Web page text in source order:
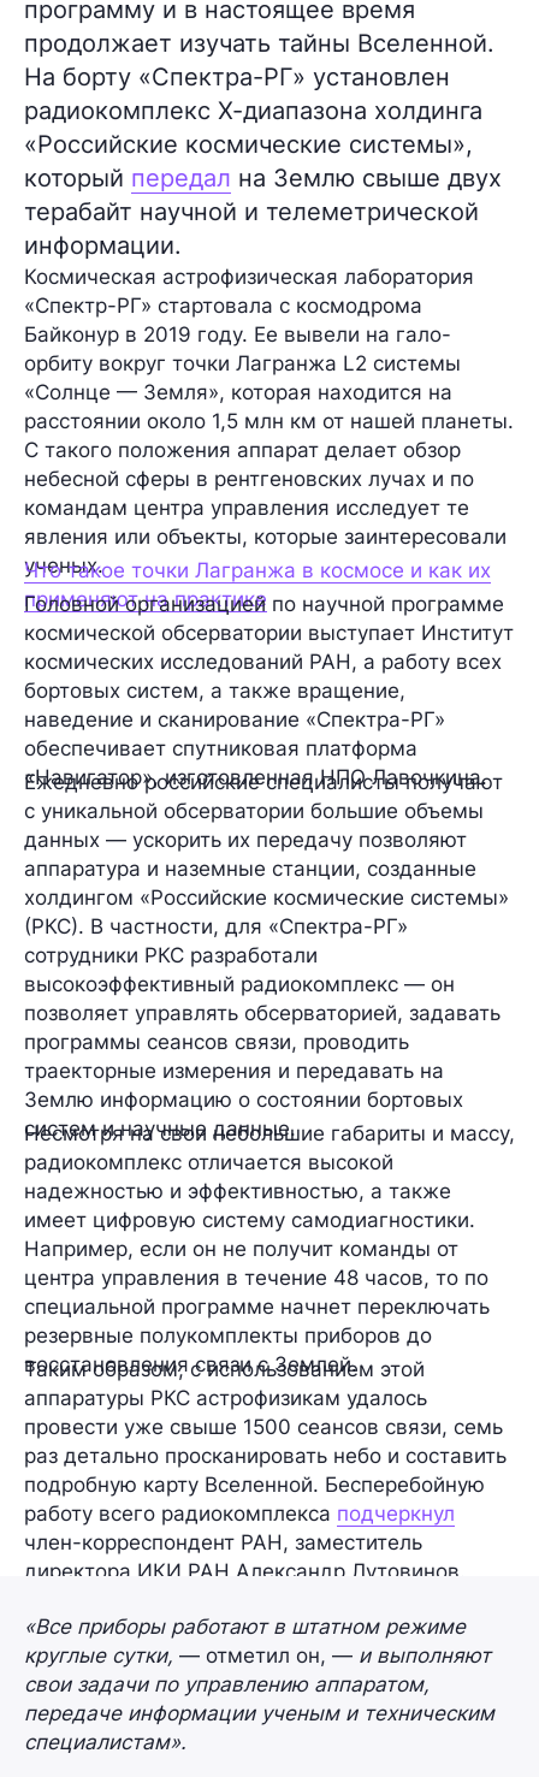
программу и в настоящее время
продолжает изучать тайны Вселенной.
На борту «Спектра-РГ» установлен
радиокомплекс Х-диапазона холдинга
«Российские космические системы»,
который передал на Землю свыше двух
терабайт научной и телеметрической
информации.
Космическая астрофизическая лаборатория
«Спектр-РГ» стартовала с космодрома
Байконур в 2019 году. Ее вывели на гало-
орбиту вокруг точки Лагранжа L2 системы
«Солнце — Земля», которая находится на
расстоянии около 1,5 млн км от нашей планеты.
С такого положения аппарат делает обзор
небесной сферы в рентгеновских лучах и по
командам центра управления исследует те
явления или объекты, которые заинтересовали
ученых.
Что такое точки Лагранжа в космосе и как их
применяют на практике
Головной организацией по научной программе
космической обсерватории выступает Институт
космических исследований РАН, а работу всех
бортовых систем, а также вращение,
наведение и сканирование «Спектра-РГ»
обеспечивает спутниковая платформа
«Навигатор», изготовленная НПО Лавочкина.
Ежедневно российские специалисты получают
с уникальной обсерватории большие объемы
данных — ускорить их передачу позволяют
аппаратура и наземные станции, созданные
холдингом «Российские космические системы»
(РКС). В частности, для «Спектра-РГ»
сотрудники РКС разработали
высокоэффективный радиокомплекс — он
позволяет управлять обсерваторией, задавать
программы сеансов связи, проводить
траекторные измерения и передавать на
Землю информацию о состоянии бортовых
систем и научные данные.
Несмотря на свои небольшие габариты и массу,
радиокомплекс отличается высокой
надежностью и эффективностью, а также
имеет цифровую систему самодиагностики.
Например, если он не получит команды от
центра управления в течение 48 часов, то по
специальной программе начнет переключать
резервные полукомплекты приборов до
восстановления связи с Землей.
Таким образом, с использованием этой
аппаратуры РКС астрофизикам удалось
провести уже свыше 1500 сеансов связи, семь
раз детально просканировать небо и составить
подробную карту Вселенной. Бесперебойную
работу всего радиокомплекса подчеркнул
член-корреспондент РАН, заместитель
директора ИКИ РАН Александр Лутовинов.
«Все приборы работают в штатном режиме
круглые сутки, — отметил он, — и выполняют
свои задачи по управлению аппаратом,
передаче информации ученым и техническим
специалистам».